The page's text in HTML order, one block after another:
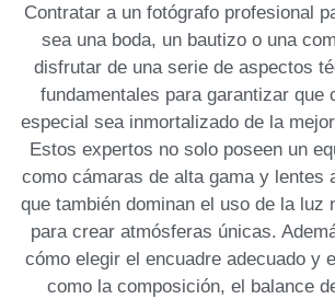
Contratar a un‍ fotógrafo profesional
sea ‍una ⁣boda, un bautizo ⁢o una
disfrutar de⁤ una serie de aspectos
fundamentales⁤ para garantizar⁢ que
especial sea inmortalizado de la‍
Estos expertos no solo poseen un
como cámaras de alta gama y lentes⁢
que también dominan el uso de la luz
para crear atmósferas únicas.
cómo‌ elegir‍ el encuadre ‌adecuado y
como la composición, el⁤ balance